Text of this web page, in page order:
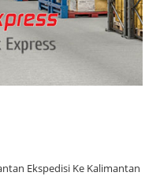
Ekspedisi Ke Kalimantan